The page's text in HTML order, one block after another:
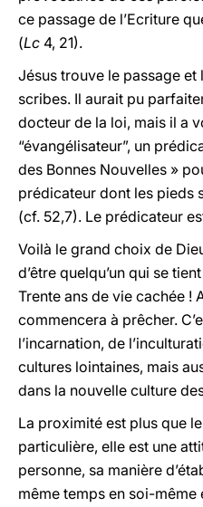
ce passage de l’Ecriture
(Lc 4, 21).
Jésus trouve le passage
scribes. Il aurait pu
docteur de la loi, mais il a
“évangélisateur”, un
des Bonnes Nouvelles »
prédicateur dont les pieds
(cf. 52,7). Le prédicateur
Voilà le grand choix de
d’être quelqu’un qui se
Trente ans de vie cachée !
commencera à prêcher.
l’incarnation, de
cultures lointaines, mais
dans la nouvelle culture
La proximité est plus que
particulière, elle est une
personne, sa manière
même temps en soi-même